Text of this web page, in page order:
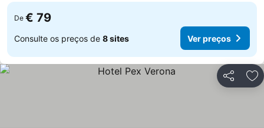
De € 79
Consulte os preços de 8 sites Ver preços
Partilhar